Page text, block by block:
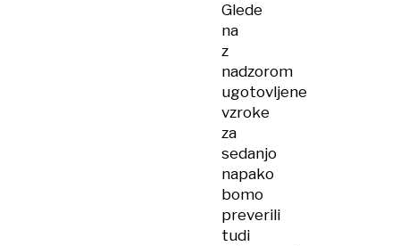
Glede
na
z
nadzorom
ugotovljene
vzroke
za
sedanjo
napako
bomo
preverili
tudi